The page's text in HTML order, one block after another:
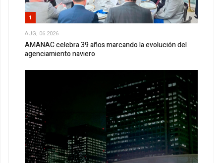
1
AUG, 06 2026
AMANAC celebra 39 años marcando la evolución del
agenciamiento naviero